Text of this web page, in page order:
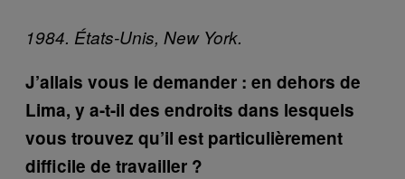
1984. États-Unis, New York.
J’allais vous le demander : en dehors de
Lima, y a-t-il des endroits dans lesquels
vous trouvez qu’il est particulièrement
difficile de travailler ?